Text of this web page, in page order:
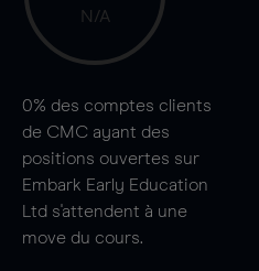
N/A
0% des comptes clients
de CMC ayant des
positions ouvertes sur
Embark Early Education
Ltd s'attendent à une
move du cours.